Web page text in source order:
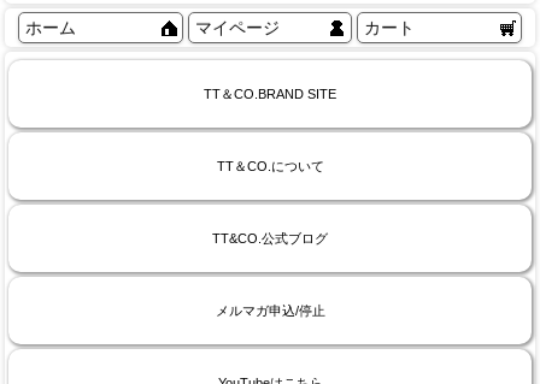
ホーム マイページ カート
TT＆CO.BRAND SITE
TT＆CO.について
TT&CO.公式ブログ
メルマガ申込/停止